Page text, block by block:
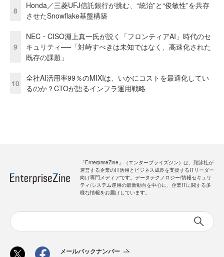
8
Honda／三菱UFJ信託銀行が挑む、“統治”と“俊敏性”を共存
させたSnowflake基盤構築
9
NEC・CISO淵上真一氏が説く「フロンティアAI」時代のセ
キュリティ──「対峙すべきは未知ではなく、高速化された
既存の課題」
10
全社AI活用率99％のMIXIは、いかにコストを最適化してい
るのか？CTOが語るインフラ運用戦略
「EnterpriseZine」（エンタープライズジン）は、翔泳社が
運営する企業のIT活用とビジネス成長を支援するITリーダー
向け専門メディアです。データテクノロジー/情報セキュリ
ティ/システム運用の最新動向を中心に、企業ITに関する多
様な情報をお届けしています。
メールバックナンバー